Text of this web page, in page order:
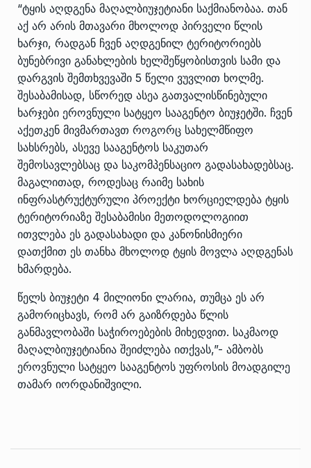
“ტყის აღდგენა მაღალბიუჯეტიანი საქმიანობაა. თან
აქ არ არის მთავარი მხოლოდ პირველი წლის
ხარჯი, რადგან ჩვენ აღდგენილ ტერიტორიებს
ბუნებრივი განახლების ხელშეწყობისთვის სამი და
დარგვის შემთხვევაში 5 წელი ვუვლით ხოლმე.
შესაბამისად, სწორედ ასეა გათვალისწინებული
ხარჯები ეროვნული სატყეო სააგენტო ბიუჯეტში. ჩვენ
აქეთკენ მივმართავთ როგორც სახელმწიფო
სახსრებს, ასევე სააგენტოს საკუთარ
შემოსავლებსაც და საკომპენსაციო გადასახადებსაც.
მაგალითად, როდესაც რაიმე სახის
ინფრასტრუქტურული პროექტი ხორციელდება ტყის
ტერიტორიაზე შესაბამისი მეთოდოლოგიით
ითვლება ეს გადასახადი და კანონისმიერი
დათქმით ეს თანხა მხოლოდ ტყის მოვლა აღდგენას
ხმარდება.
წელს ბიუჯეტი 4 მილიონი ლარია, თუმცა ეს არ
გამორიცხავს, რომ არ გაიზრდება წლის
განმავლობაში საჭიროებების მიხედვით. საკმაოდ
მაღალბიუჯეტიანია შეიძლება ითქვას,”- ამბობს
ეროვნული სატყეო სააგენტოს უფროსის მოადგილე
თამარ იორდანიშვილი.